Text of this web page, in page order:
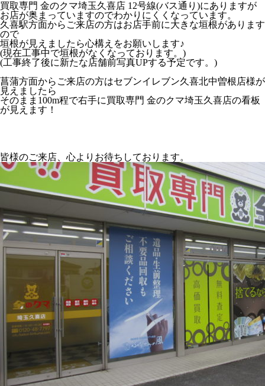
買取専門 金のクマ埼玉久喜店 12号線(バス通り)にありますが
お店が奥まっていますのでわかりにくくなっています。
久喜駅方面からご来店の方はお店手前に大きな垣根があります
ので
垣根が見えましたら心構えをお願いします♪
(現在工事中で垣根がなくなっております。)
(工事終了後に新たな店舗前写真UPする予定です。)
菖蒲方面からご来店の方はセブンイレブン久喜北中曽根店様が
見えましたら
そのまま100m程で右手に買取専門 金のクマ埼玉久喜店の看板
が見えます！
皆様のご来店、心よりお待ちしております。